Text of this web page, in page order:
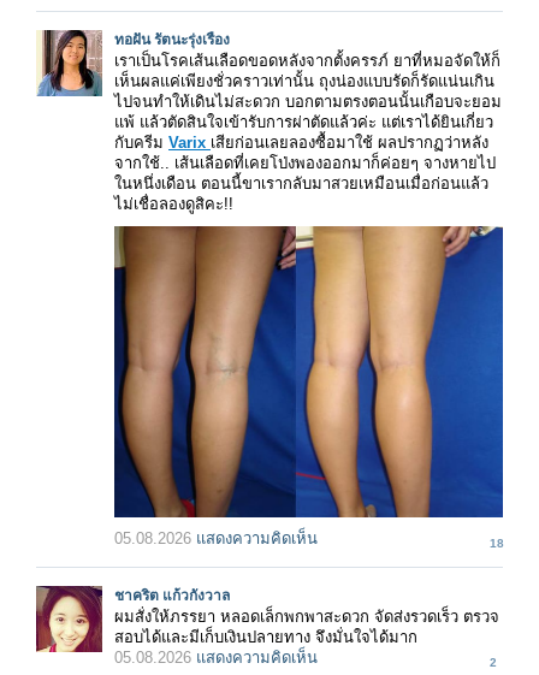
ทอฝัน รัตนะรุ่งเรือง
เราเป็นโรคเส้นเลือดขอดหลังจากตั้งครรภ์ ยาที่หมอจัดให้ก็
เห็นผลแค่เพียงชั่วคราวเท่านั้น ถุงน่องแบบรัดก็รัดแน่นเกิน
ไปจนทำให้เดินไม่สะดวก บอกตามตรงตอนนั้นเกือบจะยอม
แพ้ แล้วตัดสินใจเข้ารับการผ่าตัดแล้วค่ะ แต่เราได้ยินเกี่ยว
กับครีม Varix เสียก่อนเลยลองซื้อมาใช้ ผลปรากฏว่าหลัง
จากใช้.. เส้นเลือดที่เคยโป่งพองออกมาก็ค่อยๆ จางหายไป
ในหนึ่งเดือน ตอนนี้ขาเรากลับมาสวยเหมือนเมื่อก่อนแล้ว
ไม่เชื่อลองดูสิคะ!!
05.08.2026 แสดงความคิดเห็น 18
ชาคริต แก้วกังวาล
ผมสั่งให้ภรรยา หลอดเล็กพกพาสะดวก จัดส่งรวดเร็ว ตรวจ
สอบได้และมีเก็บเงินปลายทาง จึงมั่นใจได้มาก
05.08.2026 แสดงความคิดเห็น 2